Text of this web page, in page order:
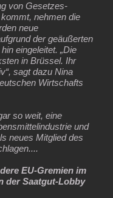
von Gesetzes-
nehmen die
neue
der geäußerten
eingeleitet. „Die
in Brüssel. Ihr
sagt dazu Nina
Wirtschafts
so weit, eine
und
neues Mitglied des
EU-Gremien im
der Saatgut-Lobby